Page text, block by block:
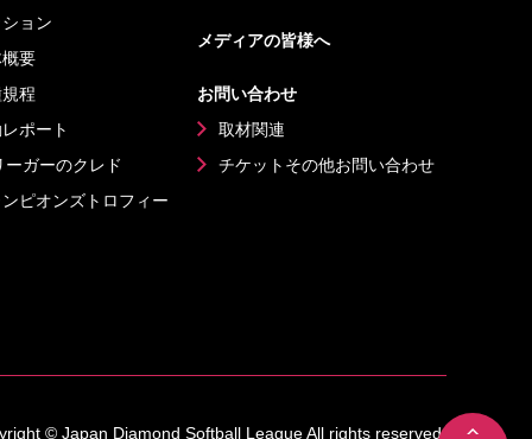
ション
要
程
ポート
ーガーのクレド
ピオンズ トロフィー
メディアの皆様へ
お問い合わせ
取材関連
チケットその他お問い合わせ
© Japan Diamond Softball League All rights reserved.